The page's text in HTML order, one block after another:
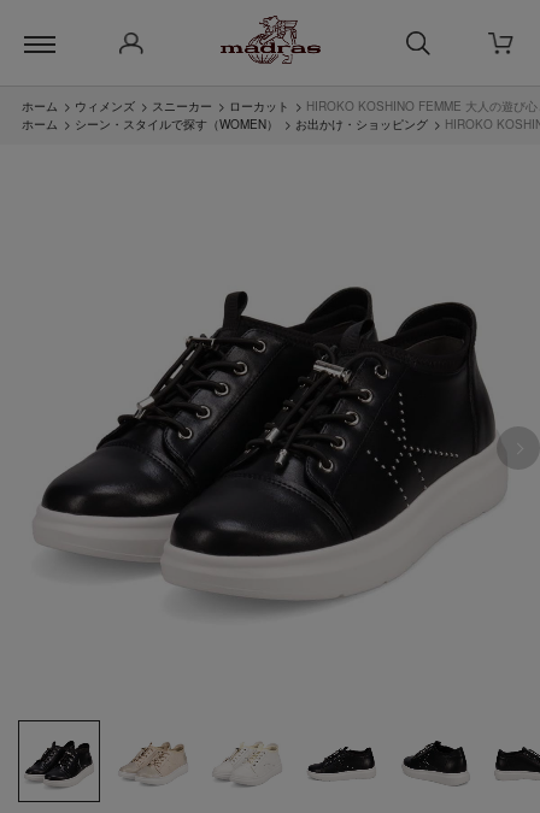
ホーム > ウィメンズ > スニーカー > ローカット > HIROKO KOSHINO FEMME 大人の遊び
ホーム > シーン・スタイルで探す（WOMEN） > お出かけ・ショッピング > HIROKO